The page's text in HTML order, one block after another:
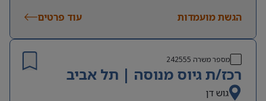
הגשת מועמדות עוד פרטים
מספר משרה 242555
רכז/ת גיוס מנוסה | תל אביב
גוש דן